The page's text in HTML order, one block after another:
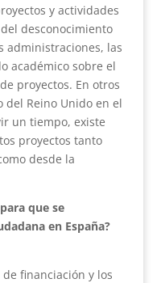
y actividades
desconocimiento
administraciones, las
académico sobre el
proyectos. En otros
del Reino Unido en el
un tiempo, existe
proyectos tanto
desde la
que se
en España?
financiación y los